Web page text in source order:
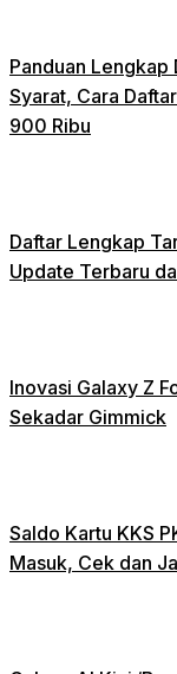
Panduan Lengkap
Syarat, Cara
900 Ribu
Daftar Lengkap
Update Terbaru
Inovasi Galaxy Z
Sekadar Gimmick
Saldo Kartu KKS
Masuk, Cek dan